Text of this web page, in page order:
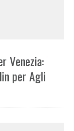
Venezia:
per Agli